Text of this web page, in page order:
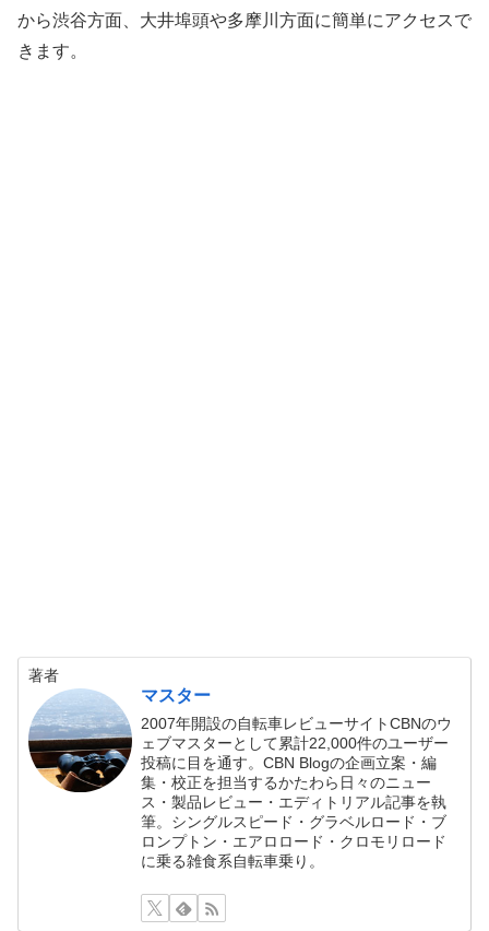
から渋谷方面、大井埠頭や多摩川方面に簡単にアクセスで
きます。
著者
マスター
2007年開設の自転車レビューサイトCBNのウ
ェブマスターとして累計22,000件のユーザー
投稿に目を通す。CBN Blogの企画立案・編
集・校正を担当するかたわら日々のニュー
ス・製品レビュー・エディトリアル記事を執
筆。シングルスピード・グラベルロード・ブ
ロンプトン・エアロロード・クロモリロード
に乗る雑食系自転車乗り。